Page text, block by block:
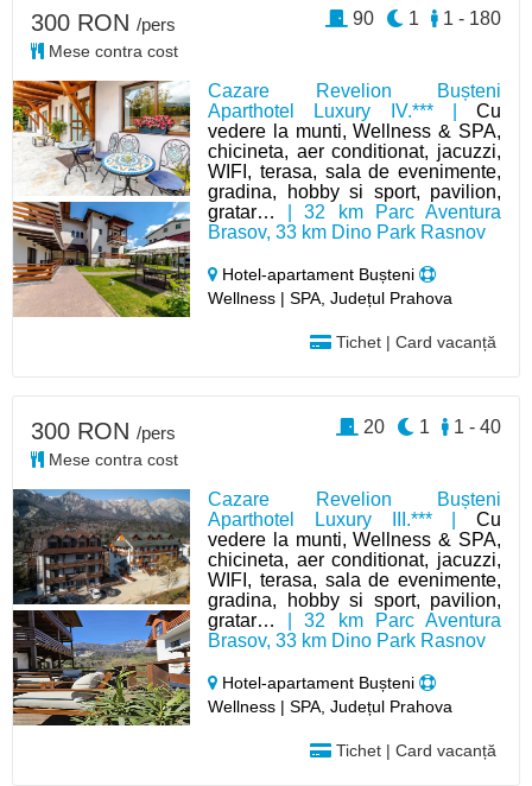
Cazare Revelion Bușteni
Aparthotel Luxury IV.*** | Cu
vedere la munti, Wellness & SPA,
chicineta, aer conditionat, jacuzzi,
WIFI, terasa, sala de evenimente,
gradina, hobby si sport, pavilion,
gratar…
| 32 km Parc Aventura
Brasov, 33 km Dino Park Rasnov
Hotel-apartament Bușteni
Wellness | SPA, Județul Prahova
Tichet | Card vacanță
300 RON /pers
Mese contra cost
1 - 180
1
90
Cazare Revelion Bușteni
Aparthotel Luxury III.*** | Cu
vedere la munti, Wellness & SPA,
chicineta, aer conditionat, jacuzzi,
WIFI, terasa, sala de evenimente,
gradina, hobby si sport, pavilion,
gratar…
| 32 km Parc Aventura
Brasov, 33 km Dino Park Rasnov
Hotel-apartament Bușteni
Wellness | SPA, Județul Prahova
Tichet | Card vacanță
300 RON /pers
Mese contra cost
1 - 40
1
20